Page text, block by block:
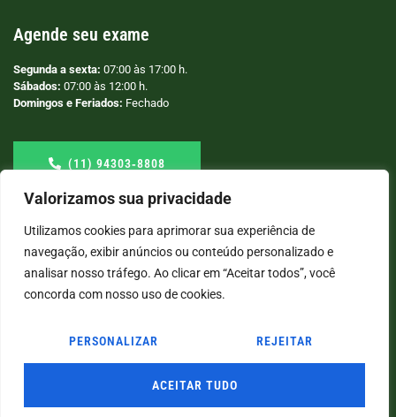
Valorizamos sua privacidade
Utilizamos cookies para aprimorar sua experiência de
navegação, exibir anúncios ou conteúdo personalizado e
analisar nosso tráfego. Ao clicar em “Aceitar todos”, você
concorda com nosso uso de cookies.
PERSONALIZAR REJEITAR
ACEITAR TUDO
Agende seu exame
Segunda a sexta: 07:00 às 17:00 h.
Sábados: 07:00 às 12:00 h.
Domingos e Feriados: Fechado
(11) 94303‑8808
© COPYRIGHT2026→ LABORATÓRIO SÃO VICENTE → POR: CONEKI - SOLUÇÕES DIGITAIS |